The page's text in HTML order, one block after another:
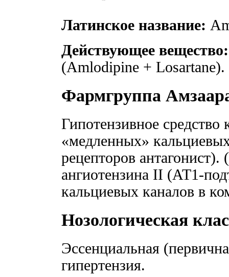
Латинское название:
Действующее вещество:
(Amlodipine + Losartane).
Фармгруппа
Гипотензивное
«медленных»
рецепторов
ангиотензина II (AT1-
кальциевых каналов в
Нозологическая
Эссенциальная
гипертензия.